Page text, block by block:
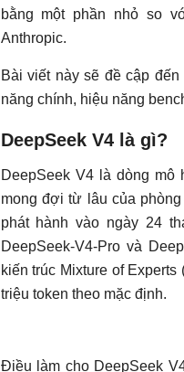
bằng một phần nhỏ so
Anthropic.
Bài viết này sẽ đề cập
năng chính, hiệu năng
DeepSeek V4 là gì?
DeepSeek V4 là dòng
mong đợi từ lâu của
phát hành vào ngày 24
DeepSeek-V4-Pro và
kiến ​​trúc Mixture of
triệu token theo mặc định.
Điều làm cho DeepSeek